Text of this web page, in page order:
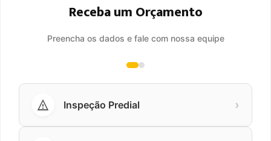
Receba um Orçamento
Preencha os dados e fale com nossa equipe
Inspeção Predial ›